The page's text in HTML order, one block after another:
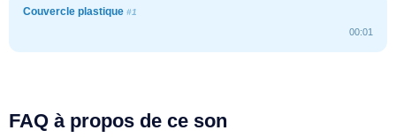
Couvercle plastique #1
00:01
FAQ à propos de ce son